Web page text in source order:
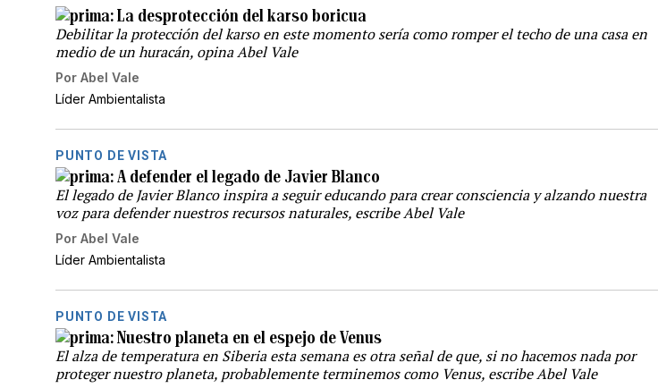
La desprotección del karso boricua
Debilitar la protección del karso en este momento sería como romper el techo de una casa en
medio de un huracán, opina Abel Vale
Por Abel Vale
Líder Ambientalista
PUNTO DE VISTA
A defender el legado de Javier Blanco
El legado de Javier Blanco inspira a seguir educando para crear consciencia y alzando nuestra
voz para defender nuestros recursos naturales, escribe Abel Vale
Por Abel Vale
Líder Ambientalista
PUNTO DE VISTA
Nuestro planeta en el espejo de Venus
El alza de temperatura en Siberia esta semana es otra señal de que, si no hacemos nada por
proteger nuestro planeta, probablemente terminemos como Venus, escribe Abel Vale